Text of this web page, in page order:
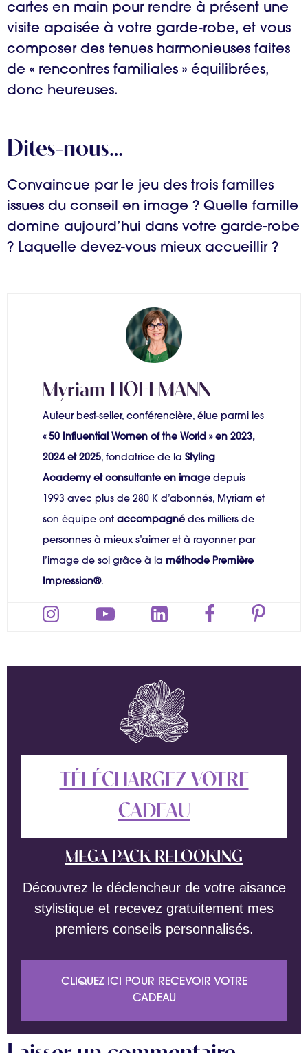
cartes en main pour rendre à présent une
visite apaisée à votre garde-robe, et vous
composer des tenues harmonieuses faites
de « rencontres familiales » équilibrées,
donc heureuses.
Dites-nous…
Convaincue par le jeu des trois familles
issues du conseil en image ? Quelle famille
domine aujourd’hui dans votre garde-robe
? Laquelle devez-vous mieux accueillir ?
Myriam HOFFMANN
Auteur best-seller, conférencière, élue parmi les
« 50 Influential Women of the World » en 2023,
2024 et 2025, fondatrice de la Styling
Academy et consultante en imagedepuis
1993 avec plus de 280 K d’abonnés, Myriam et
son équipe ont accompagnédes milliers de
personnes à mieux s’aimer et à rayonner par
l’image de soi grâce à la méthode Première
Impression®.
TÉLÉCHARGEZ VOTRE
CADEAU
MEGA PACK RELOOKING
Découvrez le déclencheur de votre aisance
stylistique et recevez gratuitement mes
premiers conseils personnalisés.
CLIQUEZ ICI POUR RECEVOIR VOTRE
CADEAU